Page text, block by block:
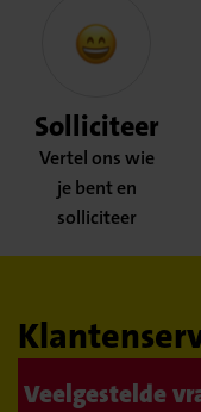
Solliciteer
Vertel ons wie
je bent en
solliciteer
Veelgestelde